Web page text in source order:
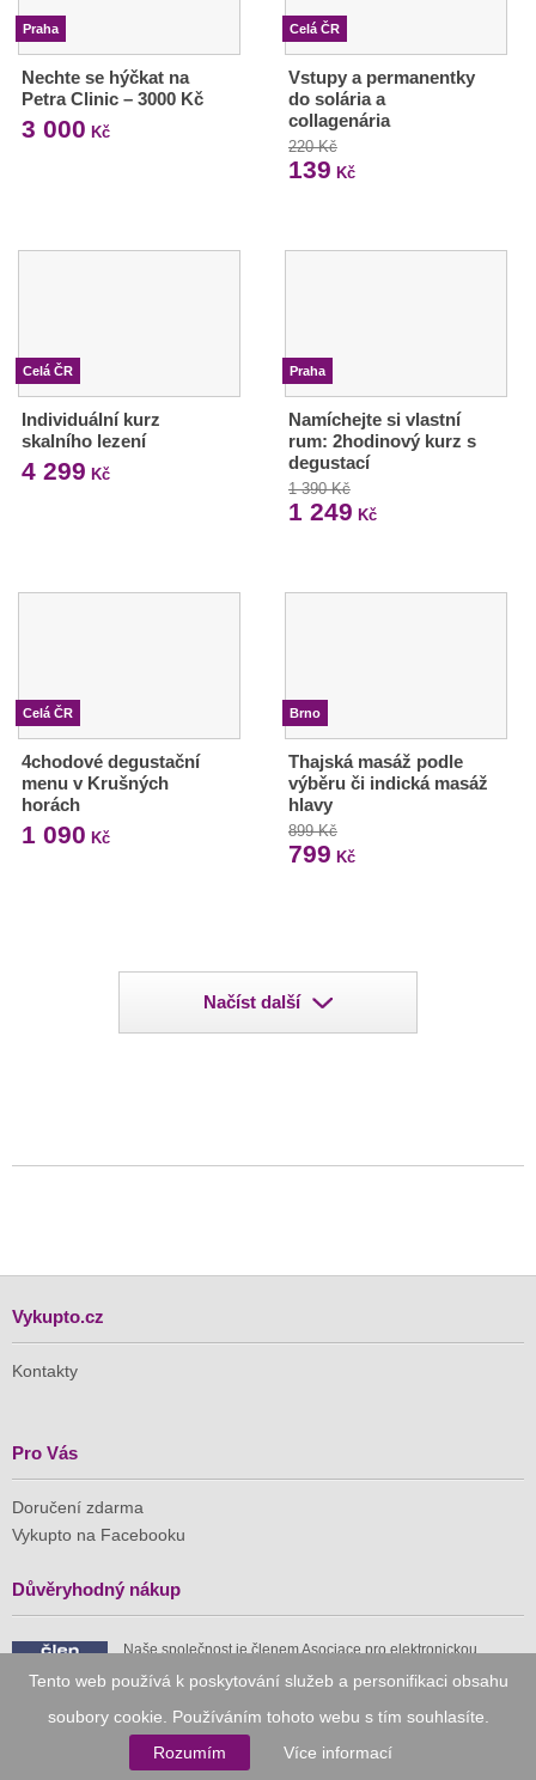
Tento web používá k poskytování služeb a personifikaci obsahu
soubory cookie. Používáním tohoto webu s tím souhlasíte.
Rozumím
Více informací
Praha
Nechte se hýčkat na
Petra Clinic – 3000 Kč
3 000 Kč
Celá ČR
Vstupy a permanentky
do solária a
collagenária
220 Kč
139 Kč
Celá ČR
Individuální kurz
skalního lezení
4 299 Kč
Praha
Namíchejte si vlastní
rum: 2hodinový kurz s
degustací
1 390 Kč
1 249 Kč
Celá ČR
4chodové degustační
menu v Krušných
horách
1 090 Kč
Brno
Thajská masáž podle
výběru či indická masáž
hlavy
899 Kč
799 Kč
Načíst další
Vykupto.cz
Kontakty
Pro Vás
Doručení zdarma
Vykupto na Facebooku
Důvěryhodný nákup
Naše společnost je členem Asociace pro elektronickou